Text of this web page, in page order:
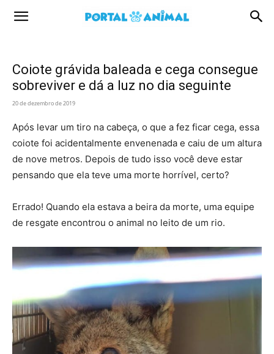
Portal
Coiote grávida baleada e cega consegue
sobreviver e dá a luz no dia seguinte
20 de dezembro de 2019
Após levar um tiro na cabeça, o que a fez ficar cega, essa
coiote foi acidentalmente envenenada e caiu de um altura
de nove metros. Depois de tudo isso você deve estar
pensando que ela teve uma morte horrível, certo?
Errado! Quando ela estava a beira da morte, uma equipe
de resgate encontrou o animal no leito de um rio.